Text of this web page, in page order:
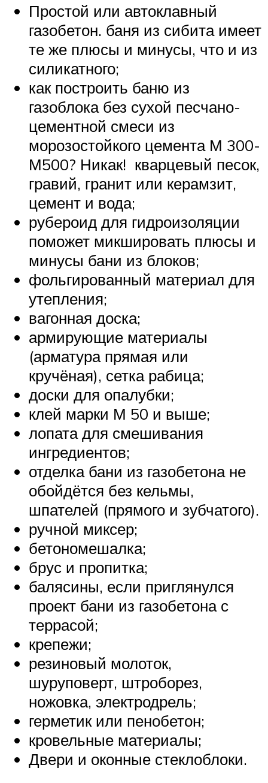
Простой или автоклавный
газобетон. баня из сибита имеет
те же плюсы и минусы, что и из
силикатного;
как построить баню из
газоблока без сухой песчано-
цементной смеси из
морозостойкого цемента М 300-
М500? Никак! кварцевый песок,
гравий, гранит или керамзит,
цемент и вода;
рубероид для гидроизоляции
поможет микшировать плюсы и
минусы бани из блоков;
фольгированный материал для
утепления;
вагонная доска;
армирующие материалы
(арматура прямая или
кручёная), сетка рабица;
доски для опалубки;
клей марки М 50 и выше;
лопата для смешивания
ингредиентов;
отделка бани из газобетона не
обойдётся без кельмы,
шпателей (прямого и зубчатого).
ручной миксер;
бетономешалка;
брус и пропитка;
балясины, если приглянулся
проект бани из газобетона с
террасой;
крепежи;
резиновый молоток,
шуруповерт, штроборез,
ножовка, электродрель;
герметик или пенобетон;
кровельные материалы;
Двери и оконные стеклоблоки.